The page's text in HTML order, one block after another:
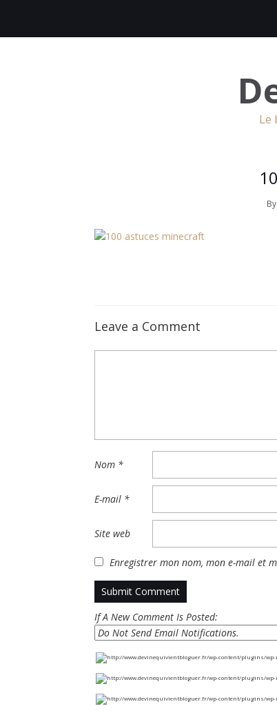
Le
Leave a Comment
Nom *
E-mail *
Site web
Enregistrer mon nom, mon e-mail et
If A New Comment Is Posted: